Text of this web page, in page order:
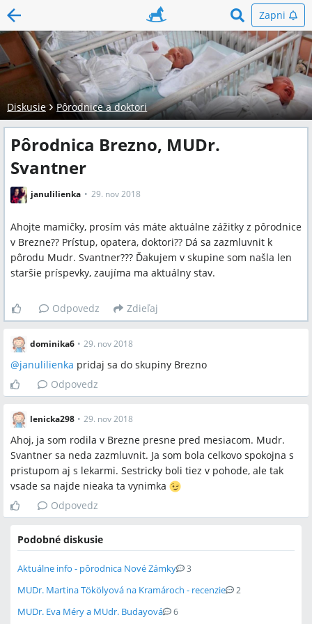
Zapni
Diskusie Pôrodnice a doktori
Pôrodnica Brezno, MUDr.
Svantner
janulilienka 29. nov 2018
Ahojte mamičky, prosím vás máte aktuálne zážitky z pôrodnice
v Brezne?? Prístup, opatera, doktori?? Dá sa zazmluvnit k
pôrodu Mudr. Svantner??? Ďakujem v skupine som našla len
staršie príspevky, zaujíma ma aktuálny stav.
Odpovedz Zdieľaj
dominika6 • 29. nov 2018
@janulilienka pridaj sa do skupiny Brezno
Odpovedz
lenicka298 • 29. nov 2018
Ahoj, ja som rodila v Brezne presne pred mesiacom. Mudr.
Svantner sa neda zazmluvnit. Ja som bola celkovo spokojna s
pristupom aj s lekarmi. Sestricky boli tiez v pohode, ale tak
vsade sa najde nieaka ta vynimka
Odpovedz
Podobné diskusie
Aktuálne info - pôrodnica Nové Zámky 3
MUDr. Martina Tökölyová na Kramároch - recenzie 2
MUDr. Eva Méry a MUdr. Budayová 6